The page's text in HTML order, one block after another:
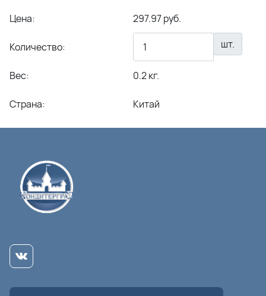
Цена: 297.97 руб.
Количество: шт.
Вес: 0.2 кг.
Страна: Китай